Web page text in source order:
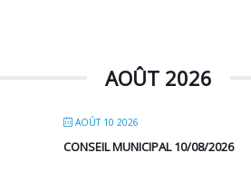
AOÛT 2026
AOÛT 10 2026
CONSEIL MUNICIPAL 10/08/2026